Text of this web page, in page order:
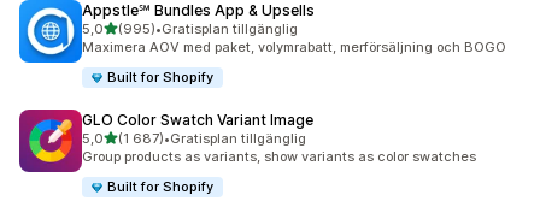
Appstle℠ Bundles App & Upsells
5,0av 5 stjärnor
(995)
995 recensioner totalt
•Gratisplan tillgänglig
Maximera AOV med paket, volymrabatt, merförsäljning och BOGO
Built for Shopify
GLO Color Swatch Variant Image
5,0av 5 stjärnor
(1 687)
1687 recensioner totalt
•Gratisplan tillgänglig
Group products as variants, show variants as color swatches
Built for Shopify